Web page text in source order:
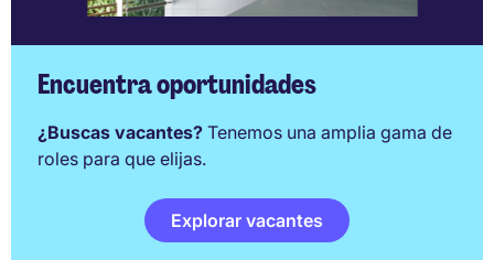
Encuentra oportunidades
¿Buscas vacantes? Tenemos una amplia gama de
roles para que elijas.
Explorar vacantes